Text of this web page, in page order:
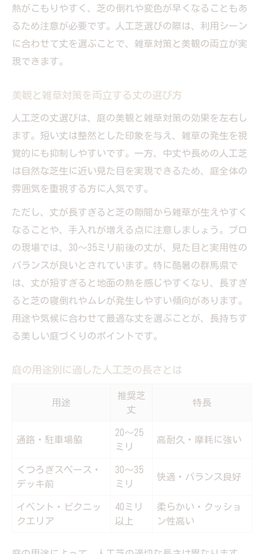
熱がこもりやすく、芝の倒れや変色が早くなることもあ
るため注意が必要です。人工芝選びの際は、利用シーン
に合わせて丈を選ぶことで、雑草対策と美観の両立が実
現できます。
美観と雑草対策を両立する丈の選び方
人工芝の丈選びは、庭の美観と雑草対策の効果を左右し
ます。短い丈は整然とした印象を与え、雑草の発生を視
覚的にも抑制しやすいです。一方、中丈や長めの人工芝
は自然な芝生に近い見た目を実現できるため、庭全体の
雰囲気を重視する方に人気です。
ただし、丈が長すぎると芝の隙間から雑草が生えやすく
なることや、手入れが増える点に注意しましょう。プロ
の現場では、30～35ミリ前後の丈が、見た目と実用性の
バランスが良いとされています。特に酷暑の群馬県で
は、丈が短すぎると地面の熱を感じやすくなり、長すぎ
ると芝の寝倒れやムレが発生しやすい傾向があります。
用途や気候に合わせて最適な丈を選ぶことが、長持ちす
る美しい庭づくりのポイントです。
庭の用途別に適した人工芝の長さとは
用途
推奨芝
丈
特長
通路・駐車場脇
20～25
ミリ
高耐久・摩耗に強い
くつろぎスペース・
デッキ前
30～35
ミリ
快適・バランス良好
イベント・ピクニッ
クエリア
40ミリ
以上
柔らかい・クッショ
ン性高い